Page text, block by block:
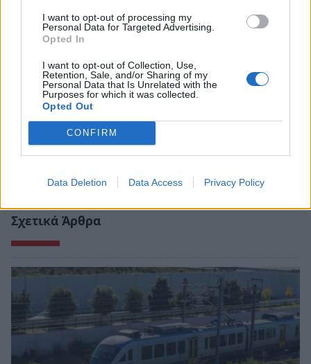
I want to opt-out of processing my
Personal Data for Targeted Advertising.
Opted In
I want to opt-out of Collection, Use,
Retention, Sale, and/or Sharing of my
Personal Data that Is Unrelated with the
Purposes for which it was collected.
Opted Out
CONFIRM
Data Deletion Data Access Privacy Policy
Σχετικά Άρθρα